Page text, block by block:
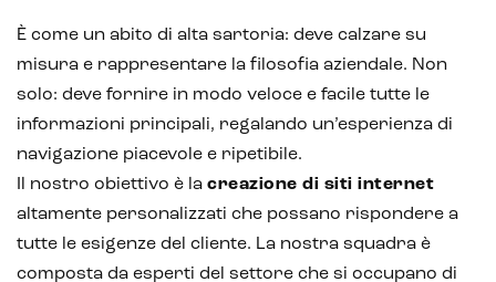
È come un abito di alta sartoria: deve calzare su
misura e rappresentare la filosofia aziendale. Non
solo: deve fornire in modo veloce e facile tutte le
informazioni principali, regalando un’esperienza di
navigazione piacevole e ripetibile.
Il nostro obiettivo è la creazione di siti internet
altamente personalizzati che possano rispondere a
tutte le esigenze del cliente. La nostra squadra è
composta da esperti del settore che si occupano di